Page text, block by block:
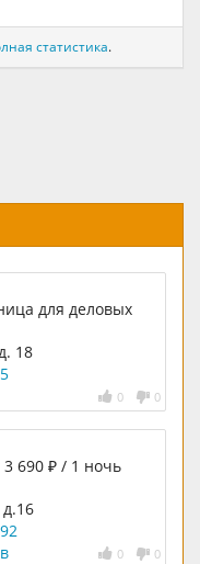
статистика.
для деловых
18
0 0
3 690 ₽ / 1 ночь
0 0